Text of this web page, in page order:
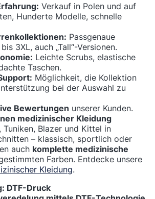
Verkauf in Polen und auf
Hunderte Modelle, schnelle
Passgenaue
3XL, auch „Tall“-Versionen.
Leichte Scrubs, elastische
Taschen.
Möglichkeit, die Kollektion
bei der Auswahl zu
Bewertungen unserer Kunden.
medizinischer Kleidung
Tuniken, Blazer und Kittel in
– klassisch, sportlich oder
auch komplette medizinische
Farben. Entdecke unsere
Kleidung.
DTF-Druck